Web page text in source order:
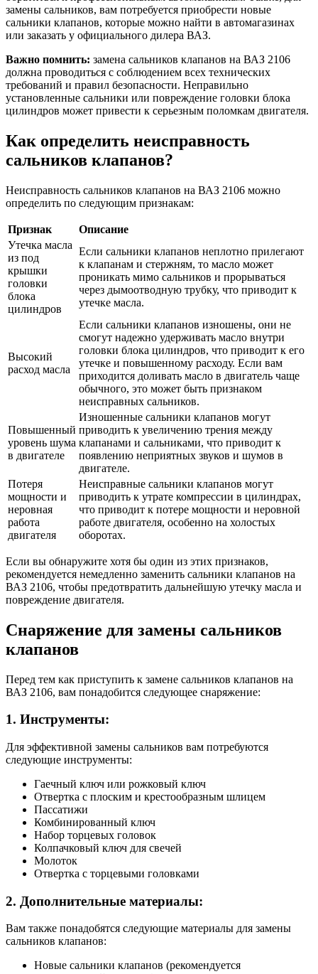
замены сальников, вам потребуется приобрести новые
сальники клапанов, которые можно найти в автомагазинах
или заказать у официального дилера ВАЗ.
Важно помнить: замена сальников клапанов на ВАЗ 2106
должна проводиться с соблюдением всех технических
требований и правил безопасности. Неправильно
установленные сальники или повреждение головки блока
цилиндров может привести к серьезным поломкам двигателя.
Как определить неисправность
сальников клапанов?
Неисправность сальников клапанов на ВАЗ 2106 можно
определить по следующим признакам:
Признак
Описание
Утечка масла
из под
крышки
головки
блока
цилиндров
Если сальники клапанов неплотно прилегают
к клапанам и стержням, то масло может
проникать мимо сальников и прорываться
через дымоотводную трубку, что приводит к
утечке масла.
Высокий
расход масла
Если сальники клапанов изношены, они не
смогут надежно удерживать масло внутри
головки блока цилиндров, что приводит к его
утечке и повышенному расходу. Если вам
приходится доливать масло в двигатель чаще
обычного, это может быть признаком
неисправных сальников.
Повышенный
уровень шума
в двигателе
Изношенные сальники клапанов могут
приводить к увеличению трения между
клапанами и сальниками, что приводит к
появлению неприятных звуков и шумов в
двигателе.
Потеря
мощности и
неровная
работа
двигателя
Неисправные сальники клапанов могут
приводить к утрате компрессии в цилиндрах,
что приводит к потере мощности и неровной
работе двигателя, особенно на холостых
оборотах.
Если вы обнаружите хотя бы один из этих признаков,
рекомендуется немедленно заменить сальники клапанов на
ВАЗ 2106, чтобы предотвратить дальнейшую утечку масла и
повреждение двигателя.
Снаряжение для замены сальников
клапанов
Перед тем как приступить к замене сальников клапанов на
ВАЗ 2106, вам понадобится следующее снаряжение:
1. Инструменты:
Для эффективной замены сальников вам потребуются
следующие инструменты:
Гаечный ключ или рожковый ключ
Отвертка с плоским и крестообразным шлицем
Пассатижи
Комбинированный ключ
Набор торцевых головок
Колпачковый ключ для свечей
Молоток
Отвертка с торцевыми головками
2. Дополнительные материалы:
Вам также понадобятся следующие материалы для замены
сальников клапанов:
Новые сальники клапанов (рекомендуется